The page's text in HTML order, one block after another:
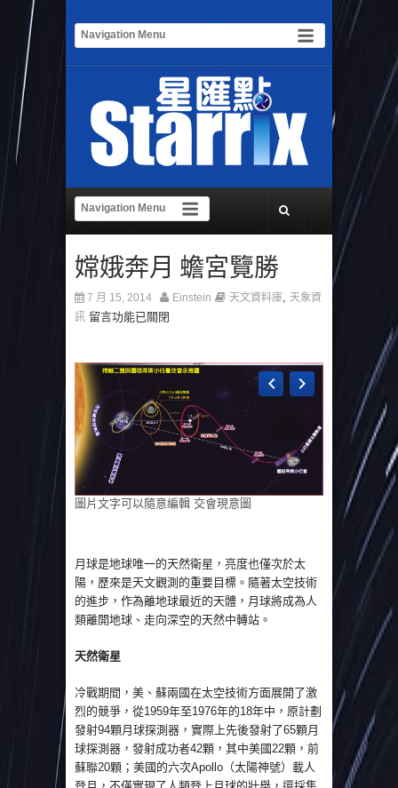
嫦娥奔月 蟾宮覽勝
7 月 15, 2014 Einstein 天文資料庫, 天象資
訊 留言功能已關閉
圖片文字可以隨意編輯 交會現意圖
月球是地球唯一的天然衛星，亮度也僅次於太
陽，歷來是天文觀測的重要目標。隨著太空技術
的進步，作為離地球最近的天體，月球將成為人
類離開地球、走向深空的天然中轉站。
天然衛星
冷戰期間，美、蘇兩國在太空技術方面展開了激
烈的競爭，從1959年至1976年的18年中，原計劃
發射94顆月球探測器，實際上先後發射了65顆月
球探測器，發射成功者42顆，其中美國22顆，前
蘇聯20顆；美國的六次Apollo（太陽神號）載人